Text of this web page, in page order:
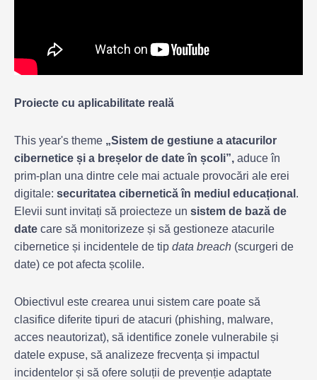
Proiecte cu aplicabilitate reală
This year's theme „Sistem de gestiune a atacurilor
cibernetice și a breșelor de date în școli”, aduce în
prim-plan una dintre cele mai actuale provocări ale erei
digitale: securitatea cibernetică în mediul educațional .
Elevii sunt invitați să proiecteze un sistem de bază de
date care să monitorizeze și să gestioneze atacurile
cibernetice și incidentele de tip data breach (scurgeri de
date) ce pot afecta școlile.
Obiectivul este crearea unui sistem care poate să
clasifice diferite tipuri de atacuri (phishing, malware,
acces neautorizat), să identifice zonele vulnerabile și
datele expuse, să analizeze frecvența și impactul
incidentelor și să ofere soluții de prevenție adaptate